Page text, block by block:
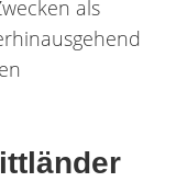
als